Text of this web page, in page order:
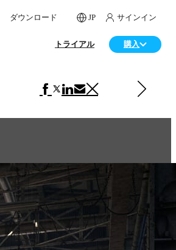
ダウンロード JP サインイン
トライアル 購入
Xmars